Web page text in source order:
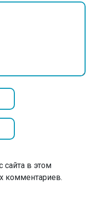
сайта в этом
комментариев.